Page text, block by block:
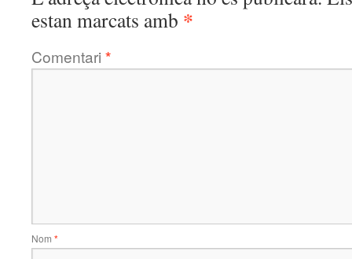
estan marcats amb *
Comentari *
Nom *